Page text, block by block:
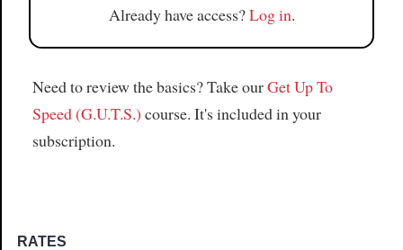
Already have access?Log in.
Need to review the basics? Take ourGet Up To
Speed (G.U.T.S.) course. It's included in your
subscription.
RATES